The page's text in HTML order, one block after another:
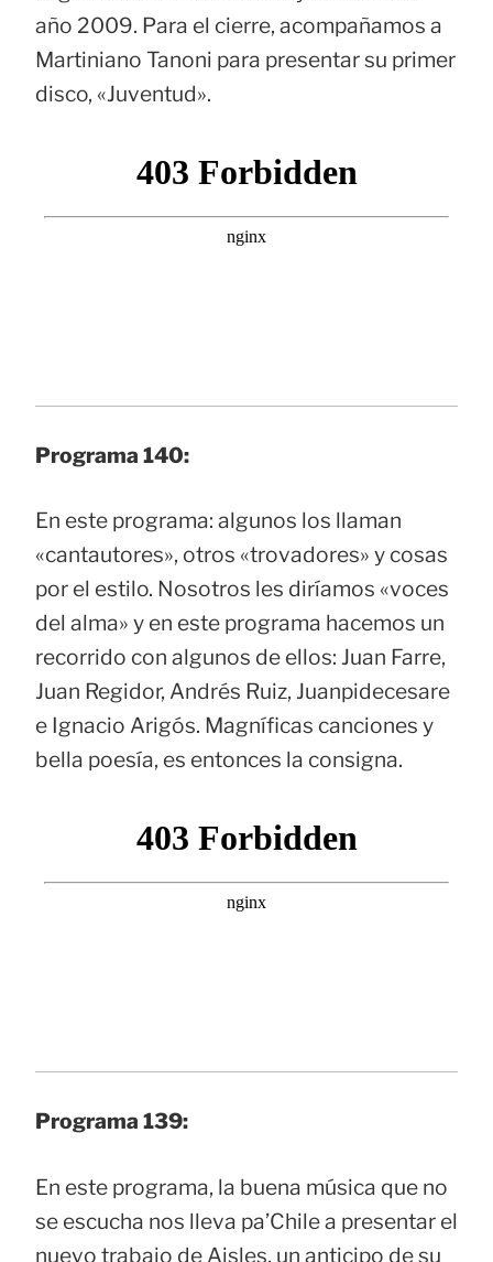
año 2009. Para el cierre, acompañamos a
Martiniano Tanoni para presentar su primer
disco, «Juventud».
Programa 140:
En este programa: algunos los llaman
«cantautores», otros «trovadores» y cosas
por el estilo. Nosotros les diríamos «voces
del alma» y en este programa hacemos un
recorrido con algunos de ellos: Juan Farre,
Juan Regidor, Andrés Ruiz, Juanpidecesare
e Ignacio Arigós. Magníficas canciones y
bella poesía, es entonces la consigna.
Programa 139:
En este programa, la buena música que no
se escucha nos lleva pa’Chile a presentar el
nuevo trabajo de Aisles, un anticipo de su